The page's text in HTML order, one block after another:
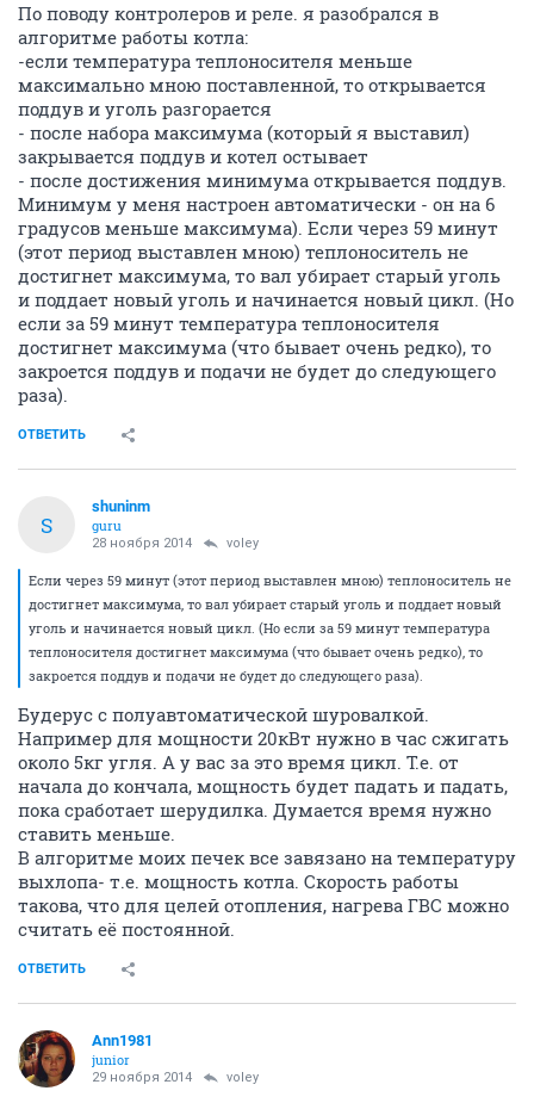
По поводу контролеров и реле. я разобрался в
алгоритме работы котла:
-если температура теплоносителя меньше
максимально мною поставленной, то открывается
поддув и уголь разгорается
- после набора максимума (который я выставил)
закрывается поддув и котел остывает
- после достижения минимума открывается поддув.
Минимум у меня настроен автоматически - он на 6
градусов меньше максимума). Если через 59 минут
(этот период выставлен мною) теплоноситель не
достигнет максимума, то вал убирает старый уголь
и поддает новый уголь и начинается новый цикл. (Но
если за 59 минут температура теплоносителя
достигнет максимума (что бывает очень редко), то
закроется поддув и подачи не будет до следующего
раза).
ОТВЕТИТЬ
S
shuninm
guru
28 ноября 2014 voley
Если через 59 минут (этот период выставлен мною) теплоноситель не
достигнет максимума, то вал убирает старый уголь и поддает новый
уголь и начинается новый цикл. (Но если за 59 минут температура
теплоносителя достигнет максимума (что бывает очень редко), то
закроется поддув и подачи не будет до следующего раза).
Будерус с полуавтоматической шуровалкой.
Например для мощности 20кВт нужно в час сжигать
около 5кг угля. А у вас за это время цикл. Т.е. от
начала до кончала, мощность будет падать и падать,
пока сработает шерудилка. Думается время нужно
ставить меньше.
В алгоритме моих печек все завязано на температуру
выхлопа- т.е. мощность котла. Скорость работы
такова, что для целей отопления, нагрева ГВС можно
считать её постоянной.
ОТВЕТИТЬ
Ann1981
junior
29 ноября 2014 voley